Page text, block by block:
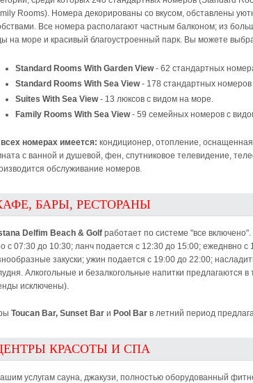
Rooms). Номера декорированы со вкусом, обставлены
Все номера располагают частным балконом; из
на море и красивый благоустроенный парк. Вы можете
Standard Rooms With Garden View- 62 стандартных
Standard Rooms With Sea View- 178 стандартных
Suites With Sea View- 13 люксов с видом на море.
Family Rooms With Sea View- 59 семейных номеров с
номерах имеется: кондиционер, отопление,
с ванной и душевой, фен, спутниковое телевидение,
обслуживание номеров.
БАРЫ, РЕСТОРАНЫ
Delfim Beach & Golf работает по системе "все
с 07:30 до 10:30; ланч подается с 12:30 до 15:00; ежеднвно с
закуски; ужин подается с 19:00 до 22:00;
Алкогольные и безалкогольные напитки предлагаются
исключены).
Toucan Bar, Sunset Bar и Pool Bar в летний период
КРАСОТЫ И СПА
услугам сауна, джакузи, полностью оборудованный